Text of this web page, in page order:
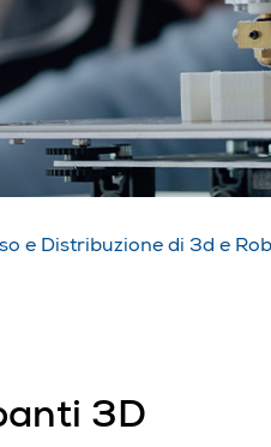
e Distribuzione di 3d e
3D